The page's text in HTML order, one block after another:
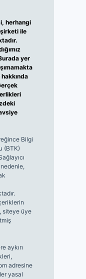
herhangi
ile
yer
Bilgi
(BTK)
siteye üye
aykırı
adresine
yasal